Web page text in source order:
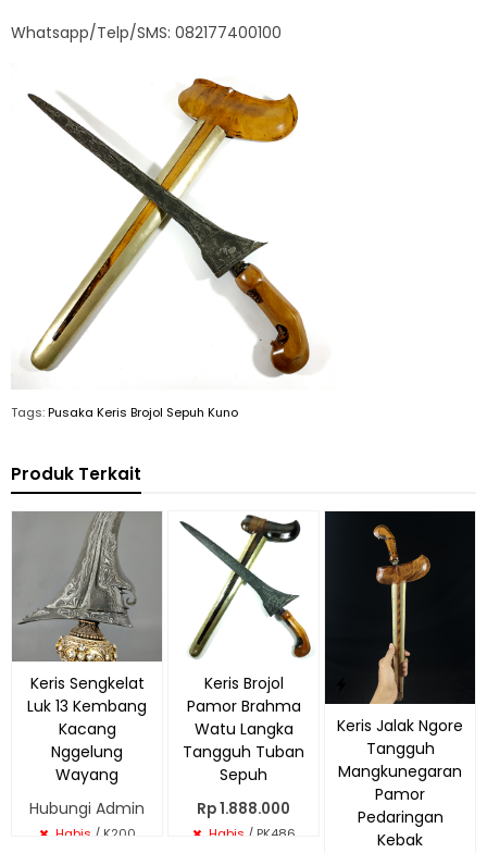
Whatsapp/Telp/SMS: 082177400100
Tags:Pusaka Keris Brojol Sepuh Kuno
Produk Terkait
Keris Sengkelat
Luk 13 Kembang
Kacang
Nggelung
Wayang
Hubungi Admin
Habis / K200
Keris Brojol
Pamor Brahma
Watu Langka
Tangguh Tuban
Sepuh
Rp 1.888.000
Habis / PK486
Keris Jalak Ngore
Tangguh
Mangkunegaran
Pamor
Pedaringan
Kebak